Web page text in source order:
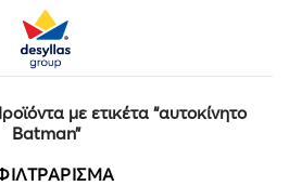
με ετικέτα “αυτοκίνητο
Batman”